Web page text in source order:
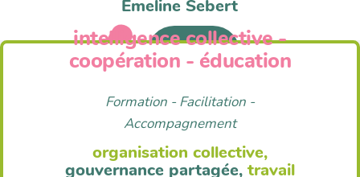
Anim'Agil
Emeline Sebert
intelligence collective -
coopération - éducation
Formation - Facilitation -
Accompagnement
organisation collective,
gouvernance partagée, travail